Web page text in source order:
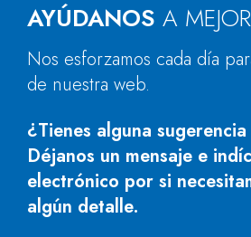
AYÚDANOS A
Nos esforzamos cada día
de nuestra web.
¿Tienes alguna
Déjanos un mensaje e
electrónico por si
algún detalle.